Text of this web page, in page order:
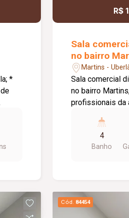
acessórios
instalação
*
*
R$
Sala
no bairro
Martins -
Sala comercial
no bairro
profissionais da
estruturado, o
recepções com
atendimento e
no pavimento
4
Banho
Cód. 84454